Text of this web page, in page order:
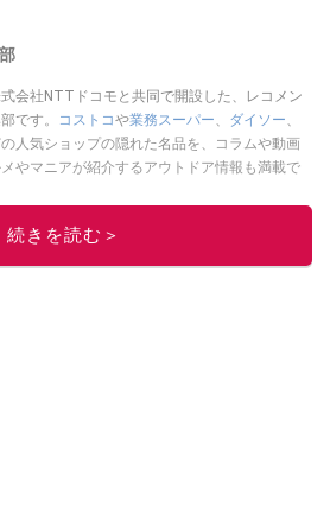
会社NTTドコモと共同で開設した、レコメン
です。
コストコや業務スーパー、 ダイソー、
人気ショップの隠れた名品を、コラムや動画
やマニアが紹介するアウトドア情報も満載で
ンド情報をお届けしているので、ぜひ
い！
続きを読む＞